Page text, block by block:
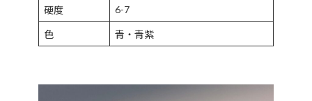
硬度 6-7
色 青・青紫